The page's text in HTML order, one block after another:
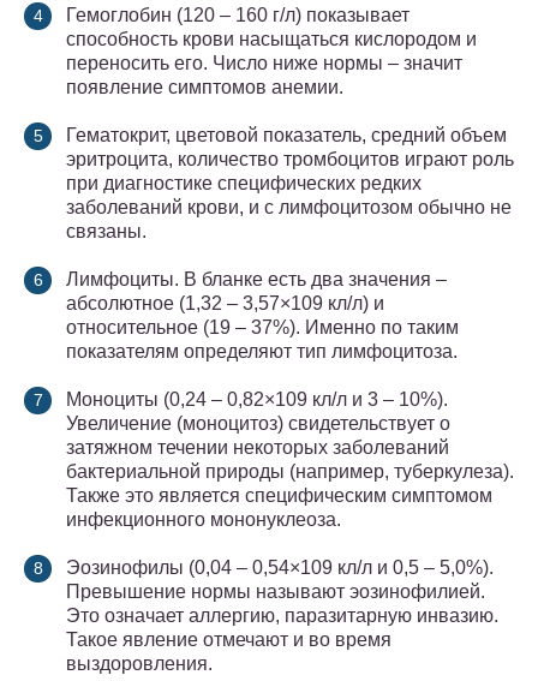
Гемоглобин (120 – 160 г/л) показывает
способность крови насыщаться кислородом и
переносить его. Число ниже нормы – значит
появление симптомов анемии.
Гематокрит, цветовой показатель, средний объем
эритроцита, количество тромбоцитов играют роль
при диагностике специфических редких
заболеваний крови, и с лимфоцитозом обычно не
связаны.
Лимфоциты. В бланке есть два значения –
абсолютное (1,32 – 3,57×109 кл/л) и
относительное (19 – 37%). Именно по таким
показателям определяют тип лимфоцитоза.
Моноциты (0,24 – 0,82×109 кл/л и 3 – 10%).
Увеличение (моноцитоз) свидетельствует о
затяжном течении некоторых заболеваний
бактериальной природы (например, туберкулеза).
Также это является специфическим симптомом
инфекционного мононуклеоза.
Эозинофилы (0,04 – 0,54×109 кл/л и 0,5 – 5,0%).
Превышение нормы называют эозинофилией.
Это означает аллергию, паразитарную инвазию.
Такое явление отмечают и во время
выздоровления.